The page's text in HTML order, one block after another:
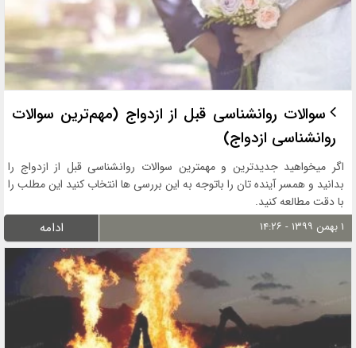
سوالات روانشناسی قبل از ازدواج (مهم‌ترین سوالات
روانشناسی ازدواج)
اگر میخواهید جدیدترین و مهمترین سوالات روانشناسی قبل از ازدواج را
بدانید و همسر آینده تان را باتوجه به این بررسی ها انتخاب کنید این مطلب را
با دقت مطالعه کنید.
۱ بهمن ۱۳۹۹ - ۱۴:۲۶ ادامه